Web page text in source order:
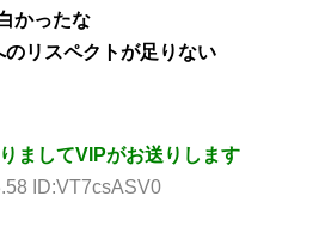
かったな
リスペクトが足りない
ましてVIPがお送りします
ID:VT7csASV0